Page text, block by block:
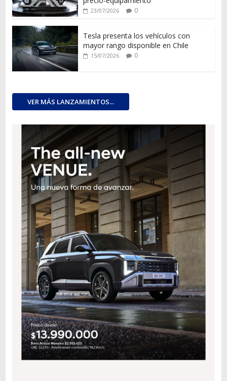
23/07/2026 0
Tesla presenta los vehículos con
mayor rango disponible en Chile
15/07/2026 0
VER MÁS LANZAMIENTOS...